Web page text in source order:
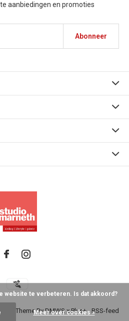
aanbiedingen en promoties
Abonneer
- Theme ByDMWSxPlus+- RSS-feed
website te verbeteren. Is dat akkoord?
Meer over cookies »